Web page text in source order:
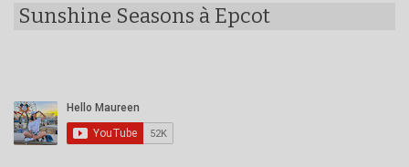
Sunshine Seasons à Epcot